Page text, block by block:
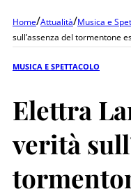
Home/Attualità/Musica e
sull’assenza del tormentone
MUSICA E SPETTACOLO
Elettra
verità